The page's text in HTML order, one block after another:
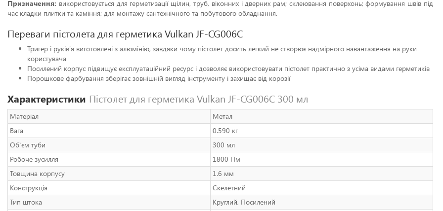
Призначення: використовується для герметизації щілин, труб, віконних і дверних рам; склеювання поверхонь; формування швів під
час кладки плитки та каміння; для монтажу сантехнічного та побутового обладнання.
Переваги пістолета для герметика Vulkan JF-CG006C
Тригер і руків'я виготовлені з алюмінію, завдяки чому пістолет досить легкий не створює надмірного навантаження на руки
користувача
Посилений корпус підвищує експлуатаційний ресурс і дозволяє використовувати пістолет практично з усіма видами герметиків
Порошкове фарбування зберігає зовнішній вигляд інструменту і захищає від корозії
Характеристики Пістолет для герметика Vulkan JF-CG006C 300 мл
Матеріал
Метал
Вага
0.590 кг
Об`єм туби
300 мл
Робоче зусилля
1800 Нм
Товщина корпусу
1.6 мм
Конструкція
Скелетний
Тип штока
Круглий, Посилений